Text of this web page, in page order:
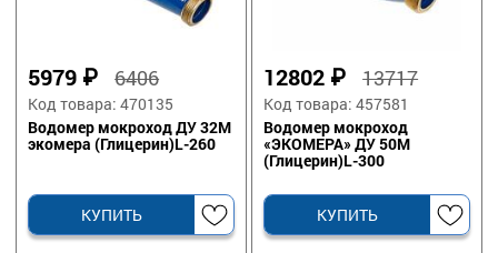
5979 ₽6406
Код товара: 470135
Водомер мокроход ДУ 32М
экомера (Глицерин)L-260
КУПИТЬ
12802 ₽13717
Код товара: 457581
Водомер мокроход
«ЭКОМЕРА» ДУ 50М
(Глицерин)L-300
КУПИТЬ